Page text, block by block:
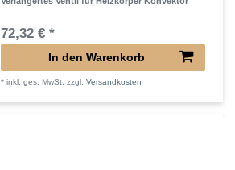
72,32 € *
In den Warenkorb
*inkl. ges. MwSt. zzgl.Versandkosten